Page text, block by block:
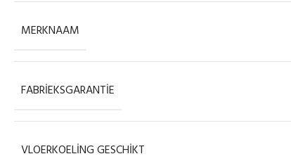
MERKNAAM
FABRIEKSGARANTIE
VLOERKOELING GESCHIKT